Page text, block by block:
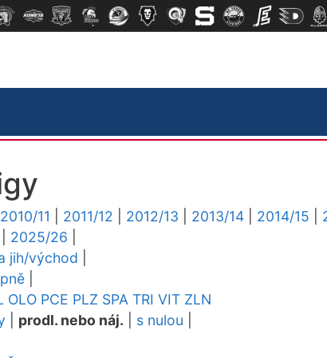
2010/11 2011/12 2012/13 2013/14 2014/15
2025/26
jih/východ
OLO PCE PLZ SPA TRI VIT ZLN
prodl. nebo náj. s nulou